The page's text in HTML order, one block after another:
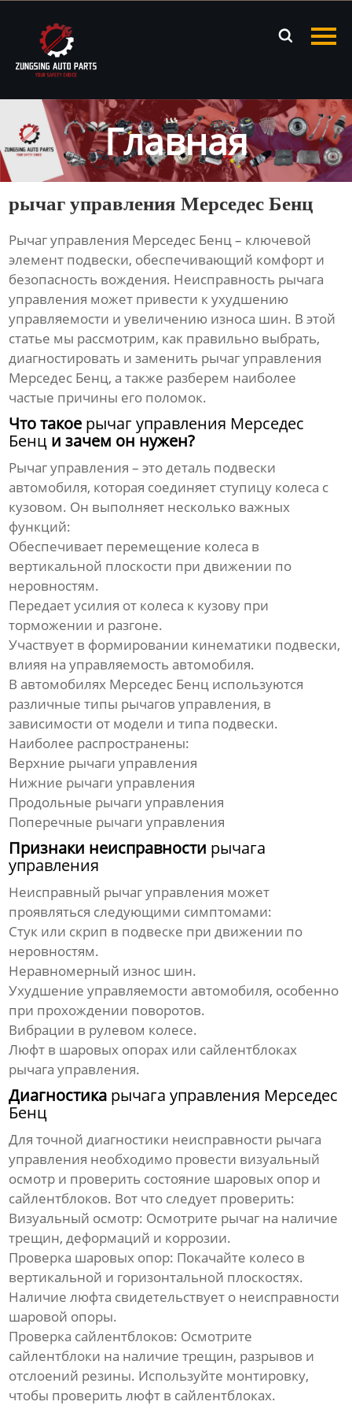

Продукция
Новости
О нас
Контакты
Главная
рычаг управления Мерседес Бенц
Рычаг управления Мерседес Бенц– ключевой
элемент подвески, обеспечивающий комфорт и
безопасность вождения. Неисправность рычага
управления может привести к ухудшению
управляемости и увеличению износа шин. В этой
статье мы рассмотрим, как правильно выбрать,
диагностировать и заменить рычаг управления
Мерседес Бенц, а также разберем наиболее
частые причины его поломок.
Что такое рычаг управления Мерседес
Бенц и зачем он нужен?
Рычаг управления – это деталь подвески
автомобиля, которая соединяет ступицу колеса с
кузовом. Он выполняет несколько важных
функций:
Обеспечивает перемещение колеса в
вертикальной плоскости при движении по
неровностям.
Передает усилия от колеса к кузову при
торможении и разгоне.
Участвует в формировании кинематики подвески,
влияя на управляемость автомобиля.
В автомобилях Мерседес Бенц используются
различные типы рычагов управления, в
зависимости от модели и типа подвески.
Наиболее распространены:
Верхние рычаги управления
Нижние рычаги управления
Продольные рычаги управления
Поперечные рычаги управления
Признаки неисправности рычага
управления
Неисправный рычаг управления может
проявляться следующими симптомами:
Стук или скрип в подвеске при движении по
неровностям.
Неравномерный износ шин.
Ухудшение управляемости автомобиля, особенно
при прохождении поворотов.
Вибрации в рулевом колесе.
Люфт в шаровых опорах или сайлентблоках
рычага управления.
Диагностика рычага управления Мерседес
Бенц
Для точной диагностики неисправности рычага
управления необходимо провести визуальный
осмотр и проверить состояние шаровых опор и
сайлентблоков. Вот что следует проверить:
Визуальный осмотр: Осмотрите рычаг на наличие
трещин, деформаций и коррозии.
Проверка шаровых опор: Покачайте колесо в
вертикальной и горизонтальной плоскостях.
Наличие люфта свидетельствует о неисправности
шаровой опоры.
Проверка сайлентблоков: Осмотрите
сайлентблоки на наличие трещин, разрывов и
отслоений резины. Используйте монтировку,
чтобы проверить люфт в сайлентблоках.